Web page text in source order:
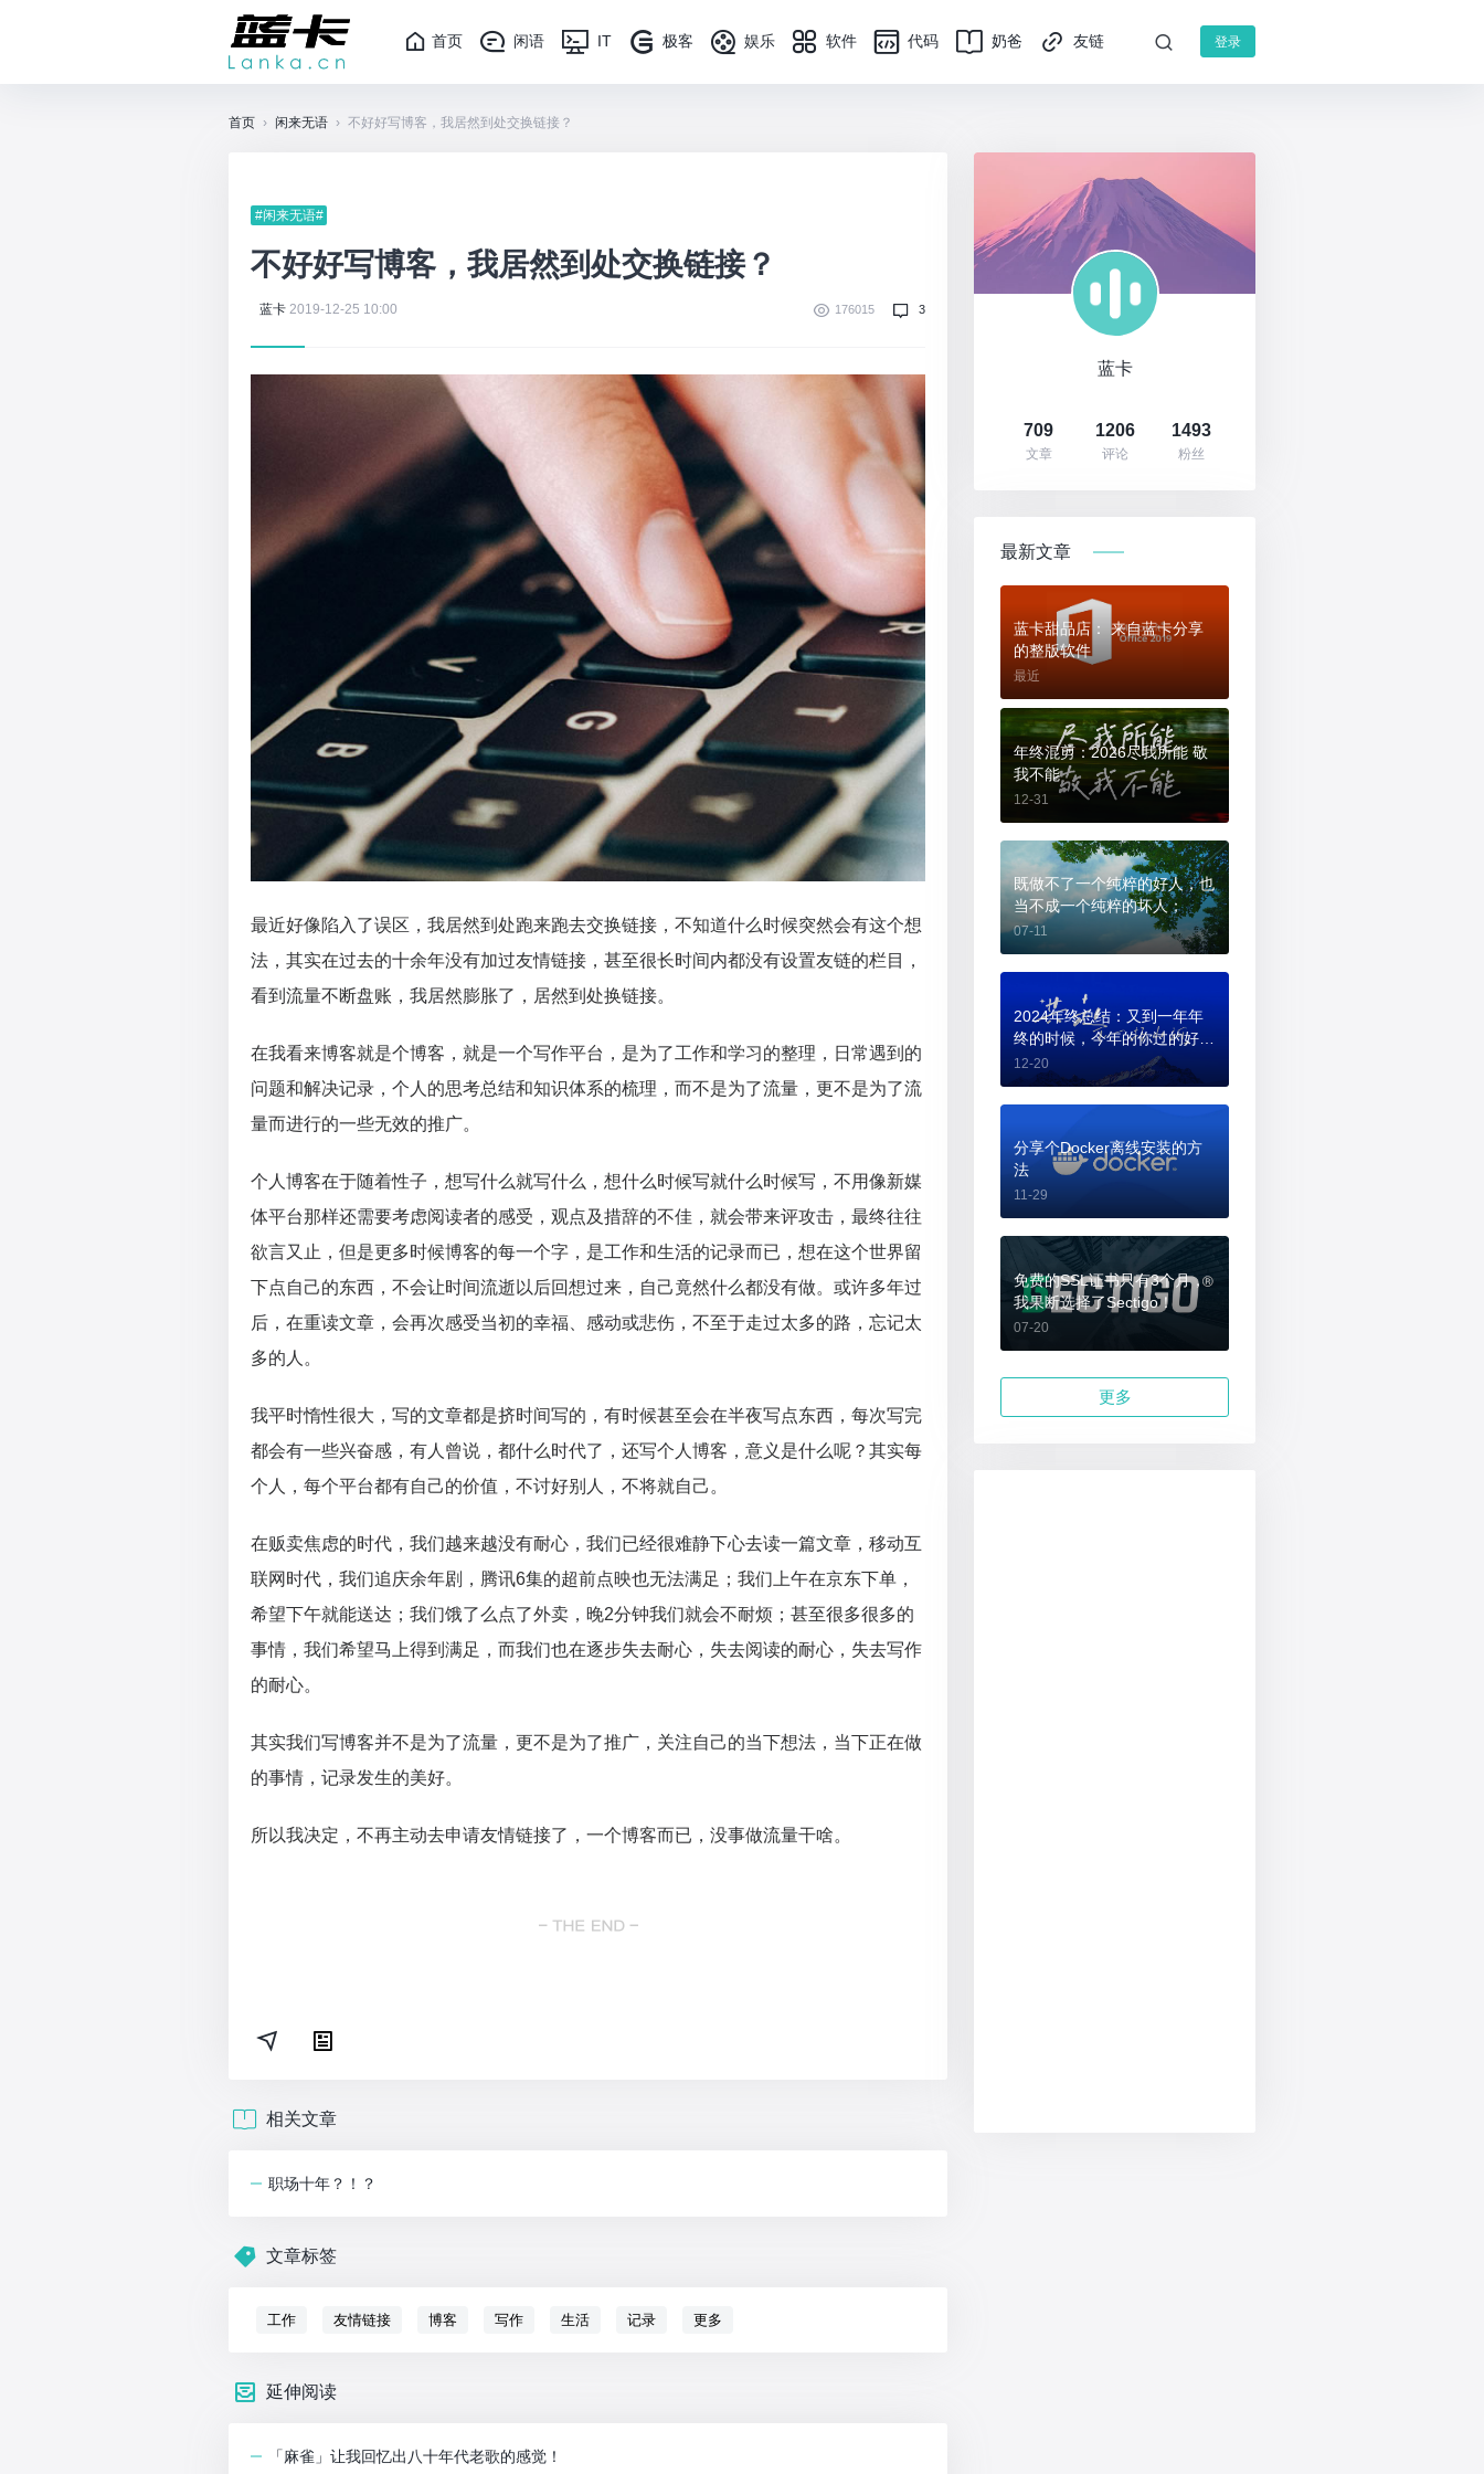
首页 闲语 IT 极客 娱乐 软件 代码 奶爸 友链 登录
首页 › 闲来无语 › 不好好写博客，我居然到处交换链接？
#闲来无语#
不好好写博客，我居然到处交换链接？
蓝卡 2019-12-25 10:00 176015 3
最近好像陷入了误区，我居然到处跑来跑去交换链接，不知道什么时候突然会有这个想
法，其实在过去的十余年没有加过友情链接，甚至很长时间内都没有设置友链的栏目，
看到流量不断盘账，我居然膨胀了，居然到处换链接。
在我看来博客就是个博客，就是一个写作平台，是为了工作和学习的整理，日常遇到的
问题和解决记录，个人的思考总结和知识体系的梳理，而不是为了流量，更不是为了流
量而进行的一些无效的推广。
个人博客在于随着性子，想写什么就写什么，想什么时候写就什么时候写，不用像新媒
体平台那样还需要考虑阅读者的感受，观点及措辞的不佳，就会带来评攻击，最终往往
欲言又止，但是更多时候博客的每一个字，是工作和生活的记录而已，想在这个世界留
下点自己的东西，不会让时间流逝以后回想过来，自己竟然什么都没有做。或许多年过
后，在重读文章，会再次感受当初的幸福、感动或悲伤，不至于走过太多的路，忘记太
多的人。
我平时惰性很大，写的文章都是挤时间写的，有时候甚至会在半夜写点东西，每次写完
都会有一些兴奋感，有人曾说，都什么时代了，还写个人博客，意义是什么呢？其实每
个人，每个平台都有自己的价值，不讨好别人，不将就自己。
在贩卖焦虑的时代，我们越来越没有耐心，我们已经很难静下心去读一篇文章，移动互
联网时代，我们追庆余年剧，腾讯6集的超前点映也无法满足；我们上午在京东下单，
希望下午就能送达；我们饿了么点了外卖，晚2分钟我们就会不耐烦；甚至很多很多的
事情，我们希望马上得到满足，而我们也在逐步失去耐心，失去阅读的耐心，失去写作
的耐心。
其实我们写博客并不是为了流量，更不是为了推广，关注自己的当下想法，当下正在做
的事情，记录发生的美好。
所以我决定，不再主动去申请友情链接了，一个博客而已，没事做流量干啥。
相关文章
职场十年？！？
文章标签
工作 友情链接 博客 写作 生活 记录 更多
延伸阅读
「麻雀」让我回忆出八十年代老歌的感觉！
蓝卡
709
文章
1206
评论
1493
粉丝
最新文章
蓝卡甜品店： 来自蓝卡分享
的整版软件
最近
年终混剪：2026尽我所能 敬
我不能
12-31
既做不了一个纯粹的好人，也
当不成一个纯粹的坏人；
07-11
2024年终总结：又到一年年
终的时候，今年的你过的好
吗？
12-20
分享个Docker离线安装的方
法
11-29
免费的SSL证书只有3个月，
我果断选择了Sectigo！
07-20
更多